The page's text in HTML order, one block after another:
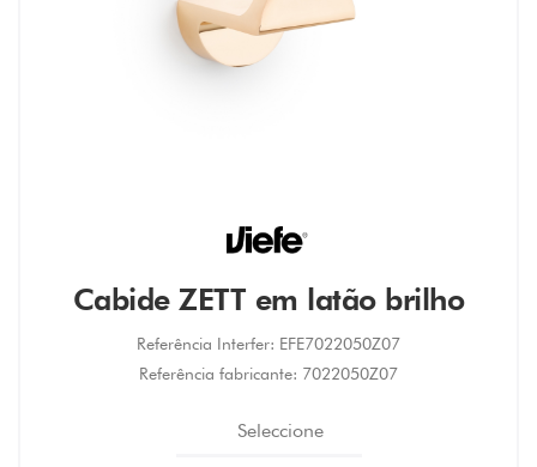
Cabide ZETT em latão brilho
Referência Interfer: EFE7022050Z07
Referência fabricante: 7022050Z07
Seleccione